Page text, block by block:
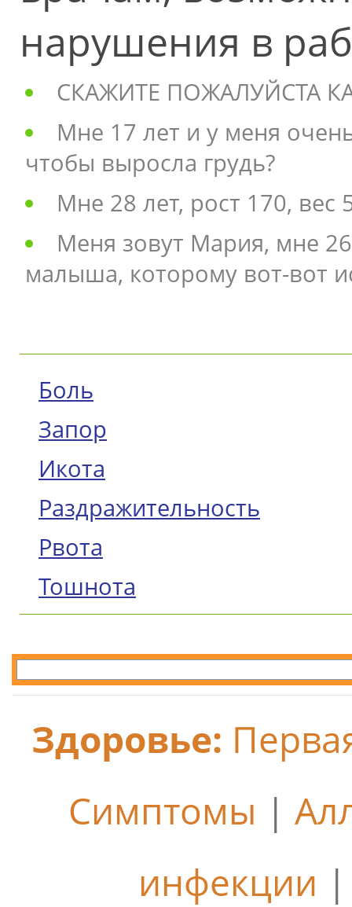
нарушения в
СКАЖИТЕ ПОЖАЛУЙСТА
Мне 17 лет и у меня
чтобы выросла грудь?
Мне 28 лет, рост 170, вес
Меня зовут Мария, мне
малыша, которому вот-вот
Боль
Запор
Икота
Раздражительность
Рвота
Тошнота
Здоровье:
Симптомы |
инфекции